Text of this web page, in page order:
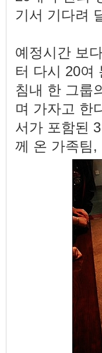
기서 기다려
예정시간 보
터 다시 20여
침내 한 그룹
며 가자고 한
서가 포함된
께 온 가족팀,